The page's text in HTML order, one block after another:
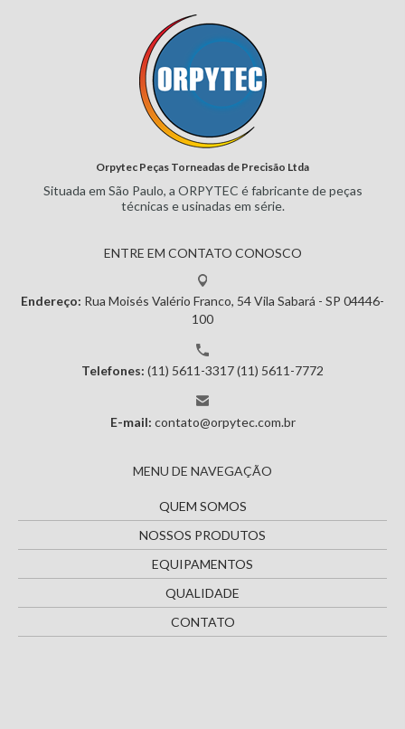
Orpytec Peças Torneadas de Precisão Ltda
Situada em São Paulo, a ORPYTEC é fabricante de peças
técnicas eusinadas em série.
ENTRE EM CONTATO CONOSCO
Endereço: Rua Moisés Valério Franco, 54Vila Sabará - SP 04446-
100
Telefones: (11) 5611-3317(11) 5611-7772
E-mail: contato@orpytec.com.br
MENU DE NAVEGAÇÃO
QUEM SOMOS
NOSSOS PRODUTOS
EQUIPAMENTOS
QUALIDADE
CONTATO